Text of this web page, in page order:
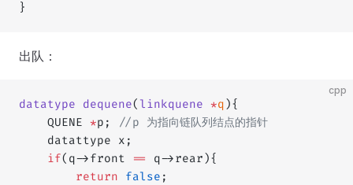
}
出队：
cpp
datatype dequene( linkquene *q ){
    QUENE
*p;
//p 为指向链队列结点的指针
    datattype x;
    if
(q->front ==
q->rear){
        return
false ;